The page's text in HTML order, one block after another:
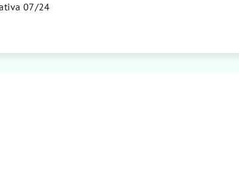
07/24